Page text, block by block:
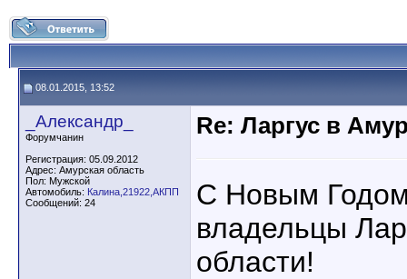
08.01.2015, 13:52
_Александр_
Форумчанин
Регистрация: 05.09.2012
Адрес: Амурская область
Пол: Мужской
Автомобиль: Калина,21922,АКПП
Сообщений: 24
Re: Ларгус в
С Новым
владельцы
области!